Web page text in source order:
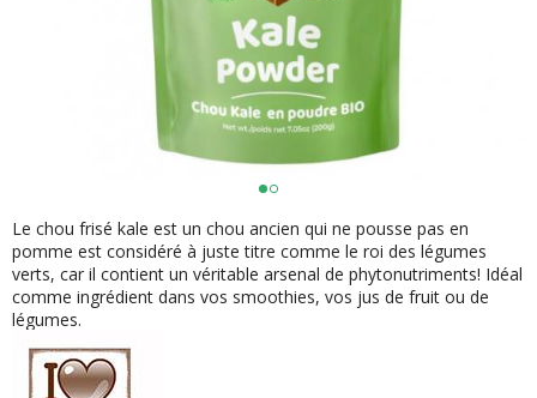
Le chou frisé kale est un chou ancien qui ne pousse pas en
pomme est considéré à juste titre comme le roi des légumes
verts, car il contient un véritable arsenal de phytonutriments! Idéal
comme ingrédient dans vos smoothies, vos jus de fruit ou de
légumes.